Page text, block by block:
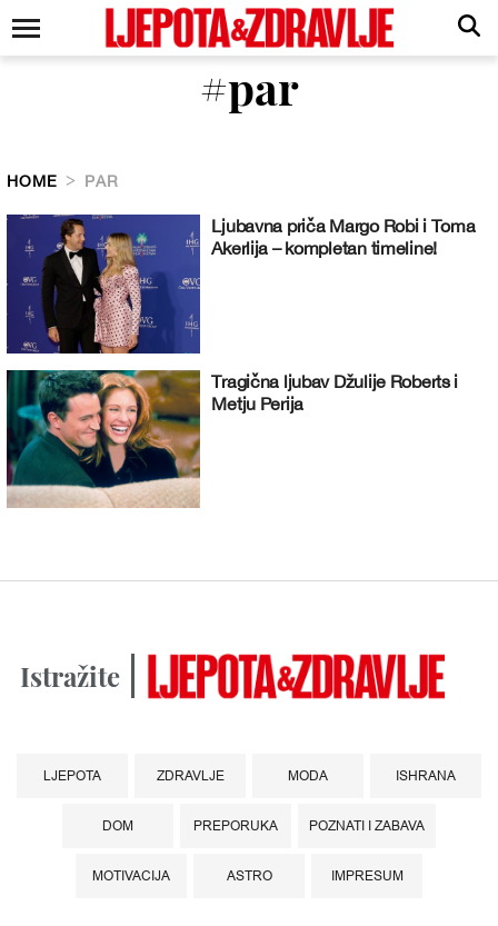
#par
HOME PAR
Ljubavna priča Margo Robi i Toma
Akerlija – kompletan timeline!
Tragična ljubav Džulije Roberts i
Metju Perija
Istražite
LJEPOTA ZDRAVLJE MODA ISHRANA
DOM PREPORUKA POZNATI I ZABAVA
MOTIVACIJA ASTRO IMPRESUM